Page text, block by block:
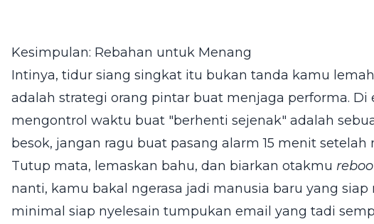
Kesimpulan: Rebahan untuk Menang
Intinya, tidur siang singkat itu bukan tanda kamu
adalah strategi orang pintar buat menjaga performa. Di
mengontrol waktu buat "berhenti sejenak" adalah
besok, jangan ragu buat pasang alarm 15 menit setelah
Tutup mata, lemaskan bahu, dan biarkan otakmu
nanti, kamu bakal ngerasa jadi manusia baru yang
minimal siap nyelesain tumpukan email yang tadi